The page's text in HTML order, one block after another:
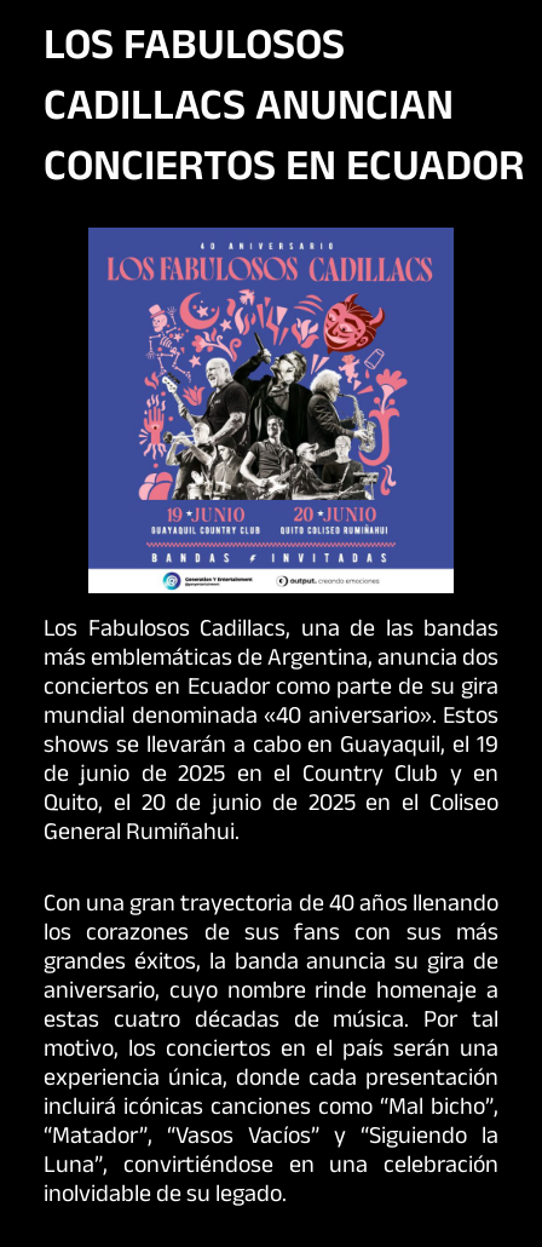
LOS FABULOSOS
CADILLACS ANUNCIAN
CONCIERTOS EN ECUADOR
Los Fabulosos Cadillacs, una de las bandas
más emblemáticas de Argentina, anuncia dos
conciertos en Ecuador como parte de su gira
mundial denominada «40 aniversario». Estos
shows se llevarán a cabo en Guayaquil, el 19
de junio de 2025 en el Country Club y en
Quito, el 20 de junio de 2025 en el Coliseo
General Rumiñahui.
Con una gran trayectoria de 40 años llenando
los corazones de sus fans con sus más
grandes éxitos, la banda anuncia su gira de
aniversario, cuyo nombre rinde homenaje a
estas cuatro décadas de música. Por tal
motivo, los conciertos en el país serán una
experiencia única, donde cada presentación
incluirá icónicas canciones como “Mal bicho”,
“Matador”, “Vasos Vacíos” y “Siguiendo la
Luna”, convirtiéndose en una celebración
inolvidable de su legado.